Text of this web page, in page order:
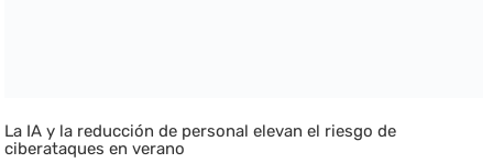
La IA y la reducción de personal elevan el riesgo de
ciberataques en verano